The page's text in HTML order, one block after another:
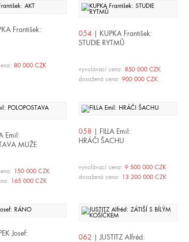
František:
80 000 CZK
054 | KUPKA František:
STUDIE RYTMŮ
vyvolávací cena: 850 000 CZK
dosažená cena: 900 000 CZK
Emil:
MUŽE
150 000 CZK
165 000 CZK
058 | FILLA Emil:
HRÁČI ŠACHU
vyvolávací cena: 9 500 000 CZK
dosažená cena: 13 200 000 CZK
Josef:
062 | JUSTITZ Alfréd: